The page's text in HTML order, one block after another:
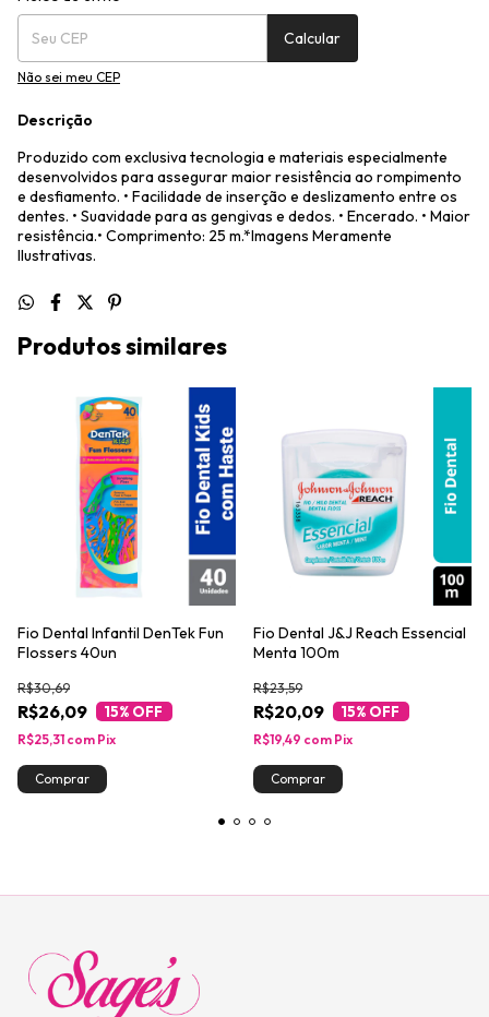
Calcular
Não sei meu CEP
Descrição
Produzido com exclusiva tecnologia e materiais especialmente
desenvolvidos para assegurar maior resistência ao rompimento
e desfiamento. • Facilidade de inserção e deslizamento entre os
dentes. • Suavidade para as gengivas e dedos. • Encerado. • Maior
resistência.• Comprimento: 25 m.*Imagens Meramente
Ilustrativas.
Produtos similares
Fio Dental Infantil DenTek Fun
Flossers 40un
R$26,09
R$30,69
15% OFF
R$25,31 com Pix
Fio Dental J&J Reach Essencial
Menta 100m
R$20,09
R$23,59
15% OFF
R$19,49 com Pix